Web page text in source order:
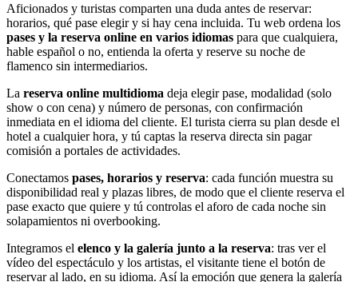
Aficionados y turistas comparten una duda antes de reservar:
horarios, qué pase elegir y si hay cena incluida. Tu web ordena los
pases y la reserva online en varios idiomas para que cualquiera,
hable español o no, entienda la oferta y reserve su noche de
flamenco sin intermediarios.
La reserva online multidioma deja elegir pase, modalidad (solo
show o con cena) y número de personas, con confirmación
inmediata en el idioma del cliente. El turista cierra su plan desde el
hotel a cualquier hora, y tú captas la reserva directa sin pagar
comisión a portales de actividades.
Conectamos pases, horarios y reserva: cada función muestra su
disponibilidad real y plazas libres, de modo que el cliente reserva el
pase exacto que quiere y tú controlas el aforo de cada noche sin
solapamientos ni overbooking.
Integramos el elenco y la galería junto a la reserva: tras ver el
vídeo del espectáculo y los artistas, el visitante tiene el botón de
reservar al lado, en su idioma. Así la emoción que genera la galería